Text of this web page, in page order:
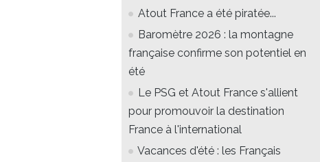
Atout France a été piratée...
Baromètre 2026 : la montagne
française confirme son potentiel en
été
Le PSG et Atout France s'allient
pour promouvoir la destination
France à l'international
Vacances d'été : les Français